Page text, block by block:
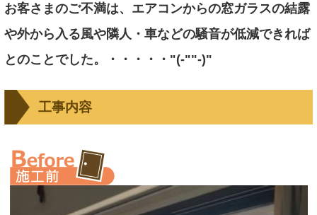
お客さまのご不満は、エアコンからの窓ガラスの結露
や外から入る風や隣人・車などの騒音が低減できれば
とのことでした。・・・・・"(-""-)"
工事内容